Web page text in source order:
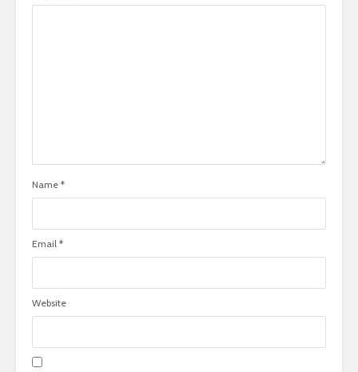
Name *
Email *
Website